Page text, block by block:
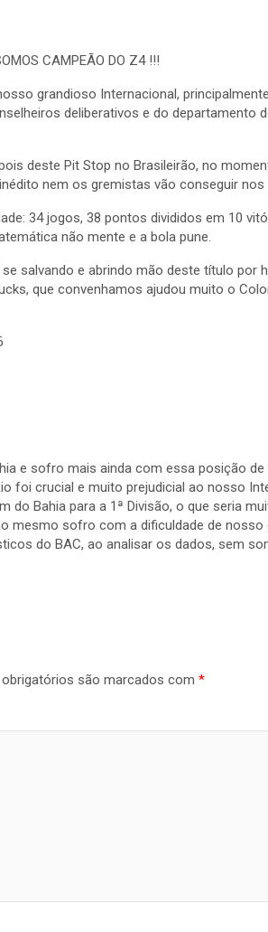
CAMPEÃO DO Z4 !!!
grandioso Internacional,
deliberativos e do departamento
deste Pit Stop no Brasileirão, no
nem os gremistas vão conseguir
34 jogos, 38 pontos divididos em 10
não mente e a bola pune.
salvando e abrindo mão deste título por
que convenhamos ajudou muito o
e sofro mais ainda com essa posição
foi crucial e muito prejudicial ao nosso
do Bahia para a 1ª Divisão, o que seria
mesmo sofro com a dificuldade de nosso
do BAC, ao analisar os dados, sem
são marcados com *